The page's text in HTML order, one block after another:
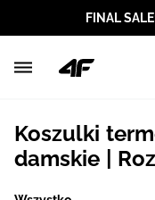
FINAL
Koszulki
damskie |